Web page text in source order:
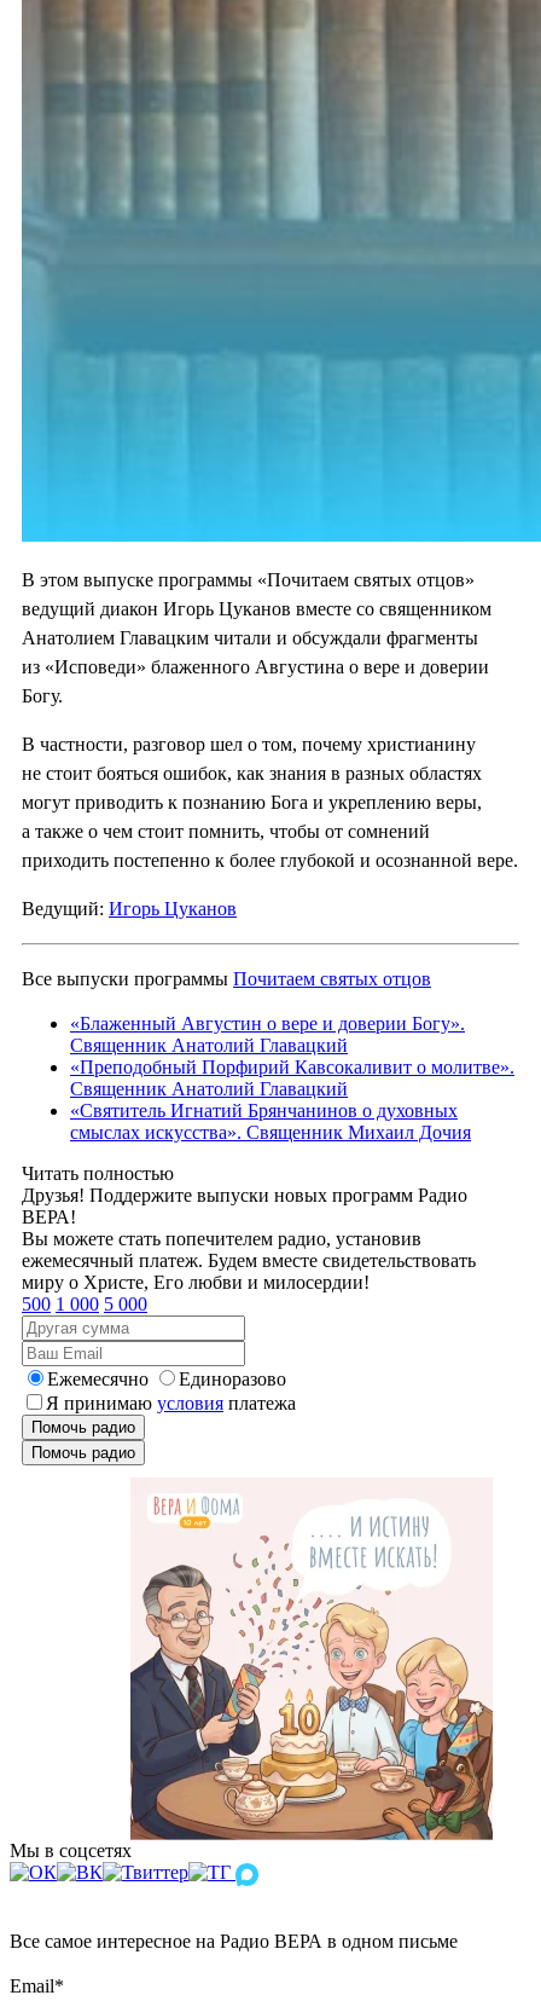
В этом выпуске программы «Почитаем святых отцов»
ведущий диакон Игорь Цуканов вместе со священником
Анатолием Главацким читали и обсуждали фрагменты
из «Исповеди» блаженного Августина о вере и доверии
Богу.
В частности, разговор шел о том, почему христианину
не стоит бояться ошибок, как знания в разных областях
могут приводить к познанию Бога и укреплению веры,
а также о чем стоит помнить, чтобы от сомнений
приходить постепенно к более глубокой и осознанной вере.
Ведущий: Игорь Цуканов
Все выпуски программы Почитаем святых отцов
«Блаженный Августин о вере и доверии Богу».
Священник Анатолий Главацкий
«Преподобный Порфирий Кавсокаливит о молитве».
Священник Анатолий Главацкий
«Святитель Игнатий Брянчанинов о духовных
смыслах искусства». Священник Михаил Дочия
Читать полностью
Друзья! Поддержите выпуски новых программ Радио
ВЕРА!
Вы можете стать попечителем радио, установив
ежемесячный платеж. Будем вместе свидетельствовать
миру о Христе, Его любви и милосердии!
500 1 000 5 000
Ежемесячно
Единоразово
Я принимаю условия платежа
Помочь радио
Помочь радио
Мы в соцсетях
Все самое интересное на Радио ВЕРА в одном письме
Email*